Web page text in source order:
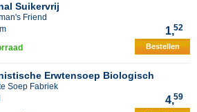
Suikervrij
Friend
1,52
Bestellen
Erwtensoep Biologisch
Soep Fabriek
4,59